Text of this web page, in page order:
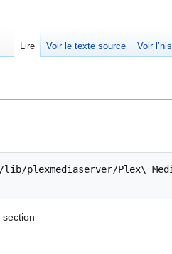
lib/plexmediaserver/Plex\
Lire Voir le texte source Voir